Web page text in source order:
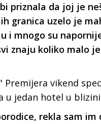
priznala da joj je
granica uzelo je
i mnogo su
znaju koliko malo
Premijera vikend
u jedan hotel u
rekla sam